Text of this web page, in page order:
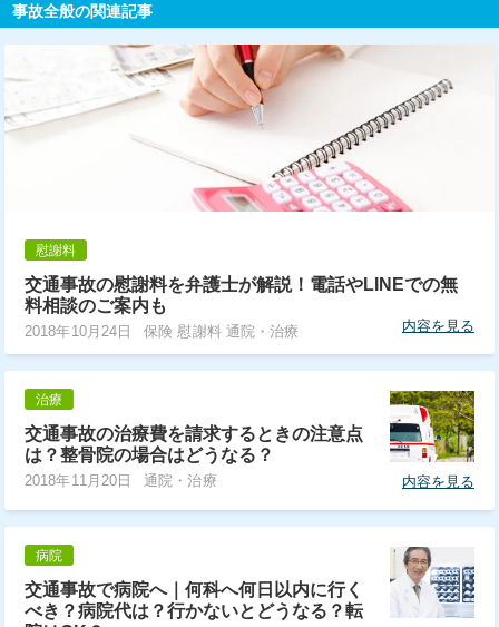
事故全般の関連記事
慰謝料
交通事故の慰謝料を弁護士が解説！電話やLINEでの無
料相談のご案内も
2018年10月24日 保険 慰謝料 通院・治療 内容を見る
治療
交通事故の治療費を請求するときの注意点
は？整骨院の場合はどうなる？
2018年11月20日 通院・治療 内容を見る
病院
交通事故で病院へ｜何科へ何日以内に行く
べき？病院代は？行かないとどうなる？転